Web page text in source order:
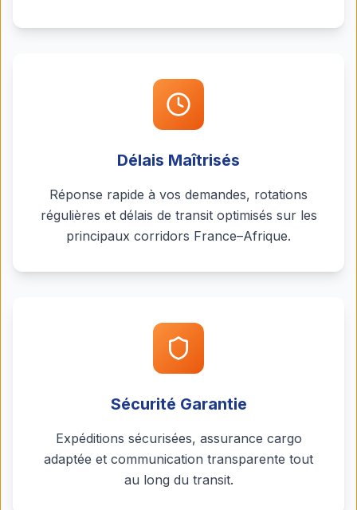
Délais Maîtrisés
Réponse rapide à vos demandes, rotations
régulières et délais de transit optimisés sur les
principaux corridors France–Afrique.
Sécurité Garantie
Expéditions sécurisées, assurance cargo
adaptée et communication transparente tout
au long du transit.